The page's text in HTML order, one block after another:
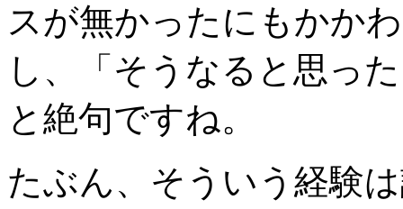
スが無かったにもかか
し、「そうなると思っ
と絶句ですね。
たぶん、そういう経験